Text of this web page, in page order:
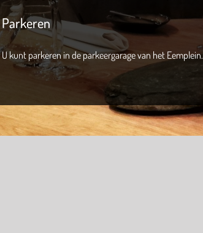
Parkeren
U kunt parkeren in de parkeergarage van het Eemplein.